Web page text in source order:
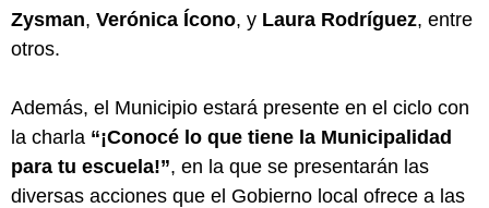
Zysman, Verónica Ícono, y Laura Rodríguez, entre
otros.
Además, el Municipio estará presente en el ciclo con
la charla “¡Conocé lo que tiene la Municipalidad
para tu escuela!”, en la que se presentarán las
diversas acciones que el Gobierno local ofrece a las